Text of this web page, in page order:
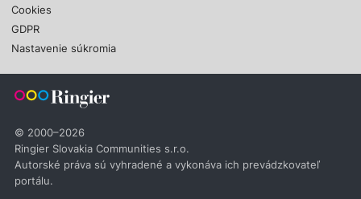
Cookies
GDPR
Nastavenie súkromia
© 2000–2026
Ringier Slovakia Communities s.r.o.
Autorské práva sú vyhradené a vykonáva ich prevádzkovateľ
portálu.